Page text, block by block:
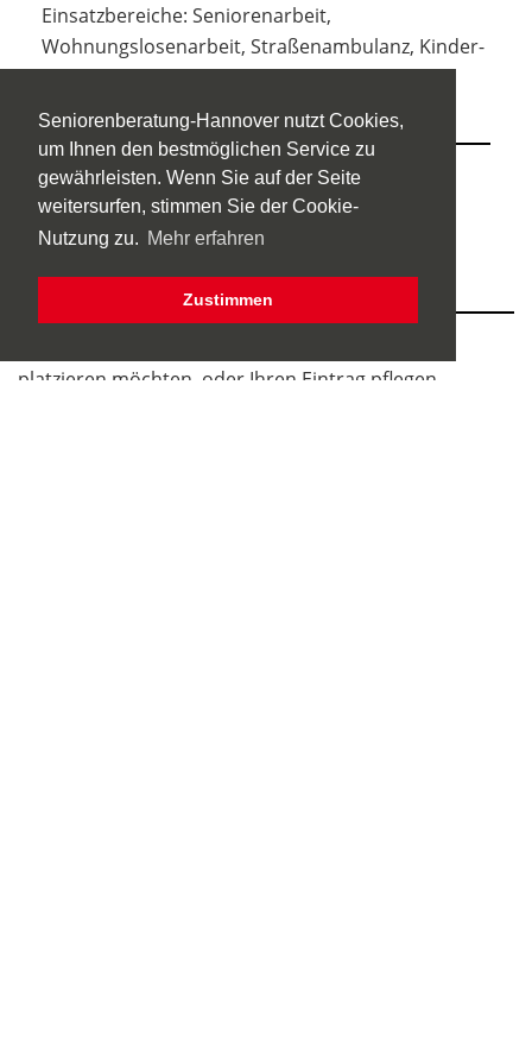
Seniorenberatung-Hannover nutzt Cookies,
um Ihnen den bestmöglichen Service zu
gewährleisten. Wenn Sie auf der Seite
weitersurfen, stimmen Sie der Cookie-
Nutzung zu. Mehr erfahren
Zustimmen
Einsatzbereiche: Seniorenarbeit,
Wohnungslosenarbeit, Straßenambulanz, Kinder-
und Jugendarbeit, Migrations- und
Flüchtlingsarbeit,
Träger der Einrichtung:
Caritasverband Hannover e. V.
platzieren möchten, oder Ihren Eintrag pflegen,